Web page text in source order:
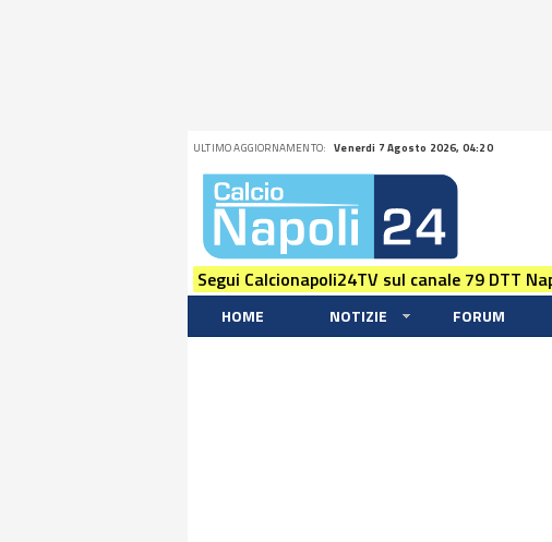
ULTIMO AGGIORNAMENTO: Venerdi 7 Agosto 2026, 04:20
Segui Calcionapoli24TV sul canale 79 DTT
HOME NOTIZIE FORUM